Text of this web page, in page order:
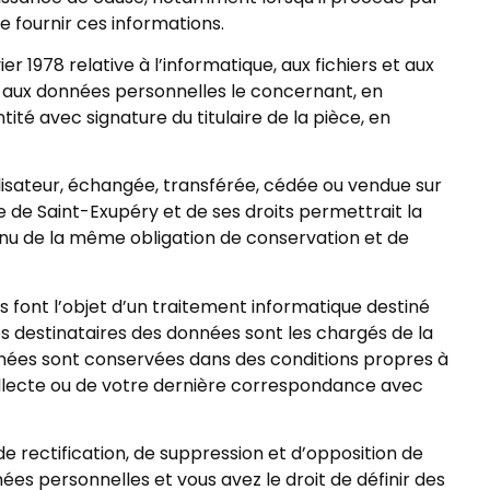
fournir ces informations.
1978 relative à l’informatique, aux fichiers et aux
données personnelles le concernant, en
avec signature du titulaire de la pièce, en
échangée, transférée, cédée ou vendue sur
de Saint-Exupéry et de ses droits permettrait la
de la même obligation de conservation et de
font l’objet d’un traitement informatique destiné
des données sont les chargés de la
sont conservées dans des conditions propres à
ou de votre dernière correspondance avec
rectification, de suppression et d’opposition de
personnelles et vous avez le droit de définir des